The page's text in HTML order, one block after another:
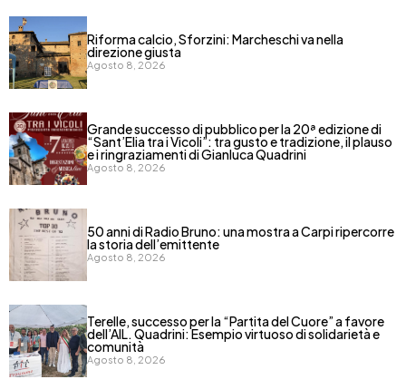
Riforma calcio, Sforzini: Marcheschi va nella
direzione giusta
Agosto 8, 2026
​Grande successo di pubblico per la 20ª edizione di
“Sant’Elia tra i Vicoli”: tra gusto e tradizione, il plauso
e i ringraziamenti di Gianluca Quadrini
Agosto 8, 2026
50 anni di Radio Bruno: una mostra a Carpi ripercorre
la storia dell’emittente
Agosto 8, 2026
Terelle, successo per la “Partita del Cuore” a favore
dell’AIL. Quadrini: Esempio virtuoso di solidarietà e
comunità
Agosto 8, 2026